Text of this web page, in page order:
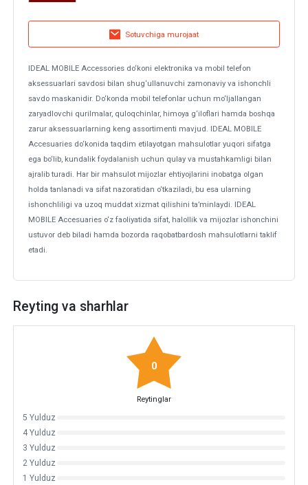
Sotuvchiga murojaat
IDEAL MOBILE Accessories do‘koni elektronika va mobil telefon
aksessuarlari savdosi bilan shug‘ullanuvchi zamonaviy va ishonchli
savdo maskanidir. Do‘konda mobil telefonlar uchun mo‘ljallangan
zaryadlovchi qurilmalar, quloqchinlar, himoya g‘iloflari hamda boshqa
zarur aksessuarlarning keng assortimenti mavjud. IDEAL MOBILE
Accesuaries do‘konida taqdim etilayotgan mahsulotlar yuqori sifatga
ega bo‘lib, kundalik foydalanish uchun qulay va mustahkamligi bilan
ajralib turadi. Har bir mahsulot mijozlar ehtiyojlarini inobatga olgan
holda tanlanadi va sifat nazoratidan o‘tkaziladi, bu esa ularning
ishonchliligi va uzoq muddat xizmat qilishini ta’minlaydi. IDEAL
MOBILE Accesuaries o‘z faoliyatida sifat, halollik va mijozlar ishonchini
ustuvor deb biladi hamda bozorda raqobatbardosh mahsulotlarni taklif
etadi.
Reyting va sharhlar
0
Reytinglar
5 Yulduz
4 Yulduz
3 Yulduz
2 Yulduz
1 Yulduz